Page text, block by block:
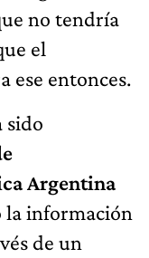
no tendría
el
ese entonces.
sido
Argentina
la información
de un